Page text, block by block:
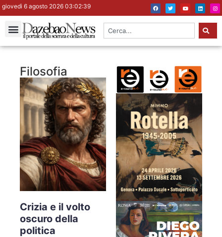
giovedì 6 agosto 2026 03:02:40
Filosofia
Crizia e il volto
oscuro della
politica